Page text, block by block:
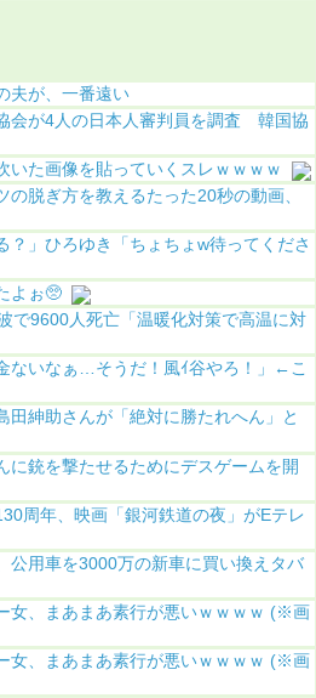
夫が、一番遠い
会が4人の日本人審判員を調査 韓国協
いた画像を貼っていくスレｗｗｗｗ
の脱ぎ方を教えるたった20秒の動画、
？」ひろゆき「ちょちょw待ってくださ
よぉ🥺
で9600人死亡「温暖化対策で高温に対
ないなぁ…そうだ！風ｲ谷やろ！」←こ
田紳助さんが「絶対に勝たれへん」と
に銃を撃たせるためにデスゲームを開
周年、映画「銀河鉄道の夜」がEテレ
公用車を3000万の新車に買い換えタバ
女、まあまあ素行が悪いｗｗｗｗ (※画
女、まあまあ素行が悪いｗｗｗｗ (※画